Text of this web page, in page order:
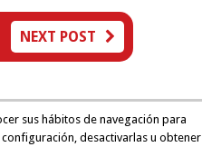
NEXT POST
sus hábitos de navegación para
desactivarlas u obtener